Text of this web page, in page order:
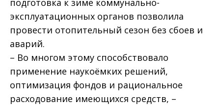
подготовка к зиме коммунально-
эксплуатационных органов позволила
провести отопительный сезон без сбоев и
аварий.
– Во многом этому способствовало
применение наукоёмких решений,
оптимизация фондов и рациональное
расходование имеющихся средств, –